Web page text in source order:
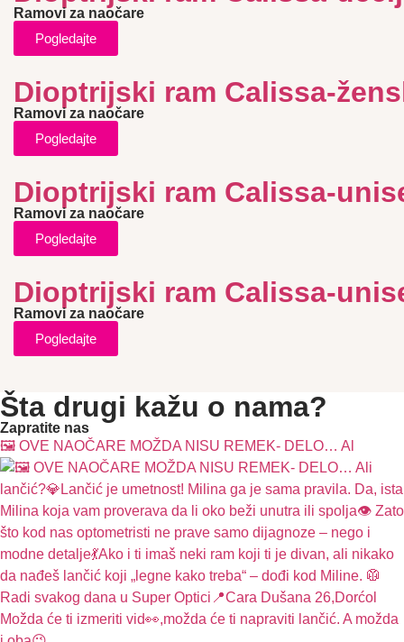
Ramovi za naočare
Pogledajte
Dioptrijski ram Calissa-
Ramovi za naočare
Pogledajte
Dioptrijski ram Calissa-
Ramovi za naočare
Pogledajte
Dioptrijski ram Calissa-
Ramovi za naočare
Pogledajte
Šta drugi kažu o nama?
Zapratite nas
🖼️ OVE NAOČARE MOŽDA NISU REMEK- DELO… Al